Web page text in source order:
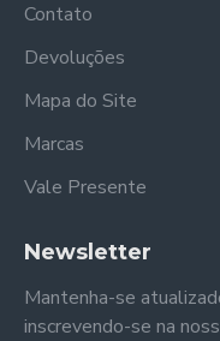
Contato
Devoluções
Mapa do Site
Marcas
Vale Presente
Newsletter
Mantenha-se
inscrevendo-se na